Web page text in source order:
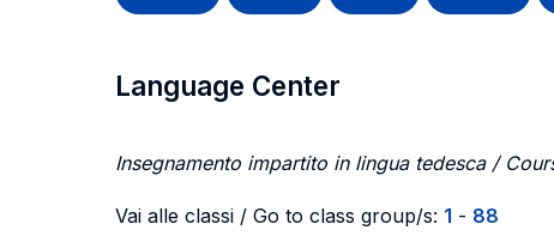
Language Center
Insegnamento impartito in lingua tedesca /
Vai alle classi / Go to class group/s: 1 - 88